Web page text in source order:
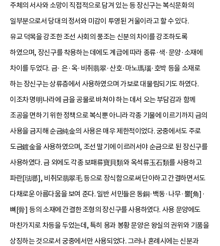
주체의 서사와 소망이 직접적으로 담겨 있는 등 장신구는 복식문화의
일부분으로서 당대의 정서와 미감이 투영된 거울이라고 할 수 있다.
유교 덕목을 강조한 조선 사회의 풍조는 신분의 차이를 강조하도록
하였으며, 장신구를 착용하는 데에도 계급에 따라 종류·색·문양·소재에
차이를 두었다. 금· 은·옥·비취翡翠·산호·마노瑪瑙·호박 등을 소재로
하는 장신구는 상류층에서 사용하였으며 가보로 대물림되기도 하였다.
이조차 명明나라에 금을 공물로 바쳐야 하는 데서 오는 부담감과 함께
조공을 면하기 위한 정책으로 복식뿐 아니라 각종 기물에 이르기까지 금의
사용을 금지해 순금純金의 사용은 매우 제한적이었다. 궁중에서도 주로
도금鍍金을 사용하였으며, 조선 말기에 이르러서야 순금으로 된 장신구를
사용하였다. 금 외에도 각종 보패류寶貝類와 옥석류玉石類를 사용하고
파란[琺瑯], 비취모翡翠毛 등으로 장식함으로써 단아하고 간결하면서도
다채로운 아름다움을 보여 준다. 일반 서민들은 동銅·백동·나무·뿔[角]·
뼈[骨] 등의 소재에 간결한 조형의 장신구를 사용하였다. 사용 문양에도
마찬가지로 차등을 두었는데, 특히 용과 봉황 문양은 왕실의 권위와 기품을
상징하는 것으로서 궁중에서만 사용되었다. 그러나 혼례시에는 신분과